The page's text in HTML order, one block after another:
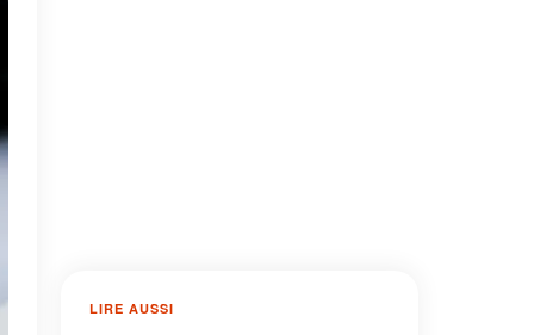
LIRE AUSSI